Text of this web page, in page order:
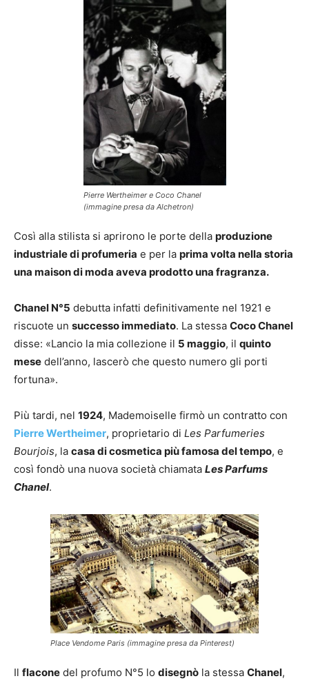
Pierre Wertheimer e Coco Chanel
(immagine presa da Alchetron)
Così alla stilista si aprirono le porte della produzione
industriale di profumeria e per la prima volta nella storia
una maison di moda aveva prodotto una fragranza.
Chanel N°5 debutta infatti definitivamente nel 1921 e
riscuote un successo immediato. La stessa Coco Chanel
disse: «Lancio la mia collezione il 5 maggio, il quinto
mese dell’anno, lascerò che questo numero gli porti
fortuna».
Più tardi, nel 1924, Mademoiselle firmò un contratto con
Pierre Wertheimer, proprietario di Les Parfumeries
Bourjois, la casa di cosmetica più famosa del tempo, e
così fondò una nuova società chiamata Les Parfums
Chanel.
Place Vendome Paris (immagine presa da Pinterest)
Il flacone del profumo N°5 lo disegnò la stessa Chanel,